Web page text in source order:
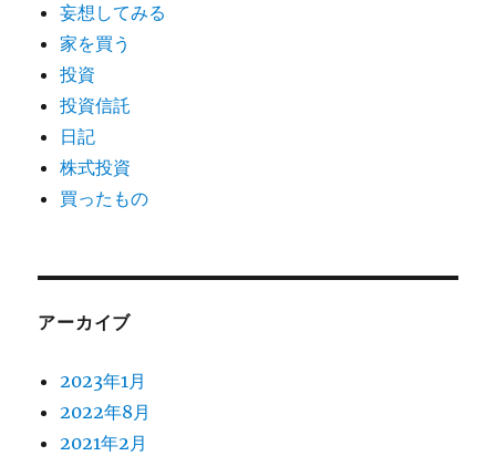
妄想してみる
家を買う
投資
投資信託
日記
株式投資
買ったもの
アーカイブ
2023年1月
2022年8月
2021年2月